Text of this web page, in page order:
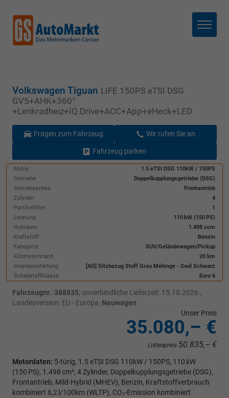
Menü
Volkswagen Tiguan LIFE 150PS eTSI DSG
GV5+AHK+360°
+Lenkradheiz+IQ.Drive+ACC+App+eHeck+LED
Fragen zum Fahrzeug Wir rufen Sie an
Fahrzeug parken
Motor
1.5 eTSI DSG 110kW / 150PS
Getriebe
Doppelkupplungsgetriebe (DSG)
Antriebsachse
Frontantrieb
Zylinder
4
Partikelfilter
1
Leistung
110 kW (150 PS)
Hubraum
1.498 ccm
Kraftstoff
Benzin
Kategorie
SUV/Geländewagen/Pickup
Kilometerstand
20 km
Innenausstattung
[AO] Sitzbezug Stoff Grau Melenge - Soul Schwarz
Schadstoffklasse
Euro 6
Fahrzeugnr.: 388835, unverbindliche Lieferzeit: 15.10.2026 ,
Landesversion: EU - Europa, Neuwagen
Unser Preis
35.080,– €
Listenpreis 50.835,– €
Motordaten: 5-türig, 1.5 eTSI DSG 110kW / 150PS, 110 kW
(150 PS), 1.498 cm³, 4 Zylinder, Doppelkupplungsgetriebe (DSG),
Frontantrieb, Mild-Hybrid (MHEV), Benzin, Kraftstoffverbrauch
kombiniert 6,2 l/100km (WLTP), CO₂-Emission kombiniert